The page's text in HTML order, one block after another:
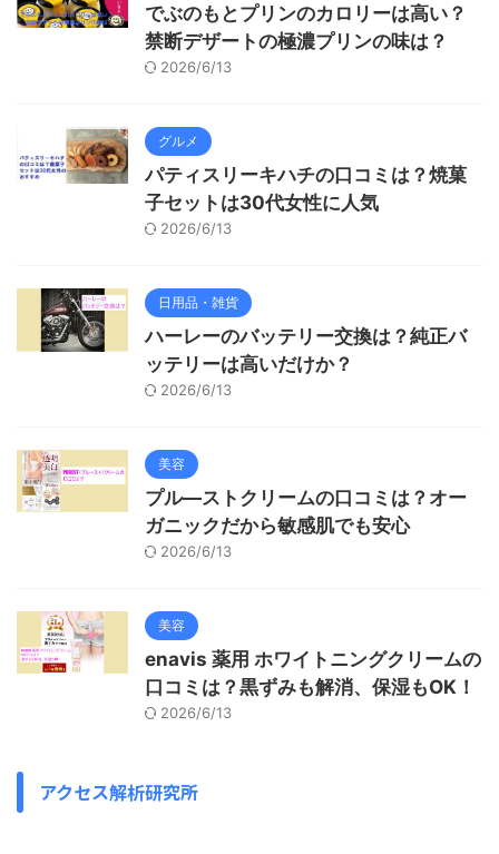
でぶのもとプリンのカロリーは高い？
禁断デザートの極濃プリンの味は？
2026/6/13
グルメ
パティスリーキハチの口コミは？焼菓
子セットは30代女性に人気
2026/6/13
日用品・雑貨
ハーレーのバッテリー交換は？純正バ
ッテリーは高いだけか？
2026/6/13
美容
プル―ストクリームの口コミは？オー
ガニックだから敏感肌でも安心
2026/6/13
美容
enavis 薬用 ホワイトニングクリームの
口コミは？黒ずみも解消、保湿もOK！
2026/6/13
アクセス解析研究所